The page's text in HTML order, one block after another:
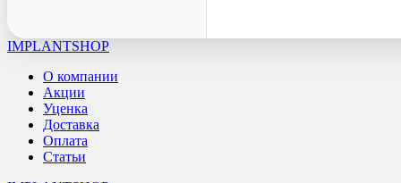
IMPLANTSHOP
О компании
Акции
Уценка
Доставка
Оплата
Статьи